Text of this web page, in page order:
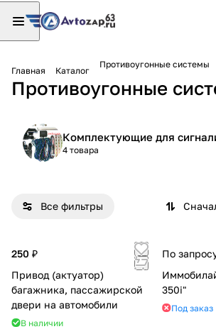
Главная Каталог
Противоугонные системы
Противоугонные
Комплектующие для
4 товара
Все фильтры
250 ₽
Привод (актуатор)
багажника, пассажирской
двери на автомобили
В наличии
По
350i"
Под заказ